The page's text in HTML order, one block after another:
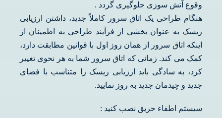
وقوع آتش سوزی جلوگیری گردد .
هنگام طراحی یک اتاق سرور کاملاً جدید، داشتن ارزیابی
ریسک به عنوان بخشی از فرآیند طراحی به اطمینان از
اینکه اتاق سرور از همان روز اول با قوانین مطابقت دارد،
کمک می کند. زمانی که اتاق سرور شما به هر نحوی تغییر
کرد، به سادگی باید ارزیابی ریسک را متناسب با فضای
جدید و چیدمان جدید به روز نمایید.
سیستم اطفاء حریق نصب کنید :